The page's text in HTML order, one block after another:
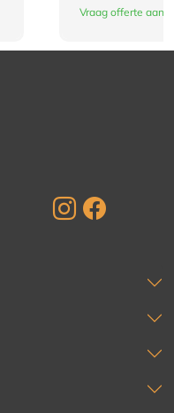
Vraag offerte aan